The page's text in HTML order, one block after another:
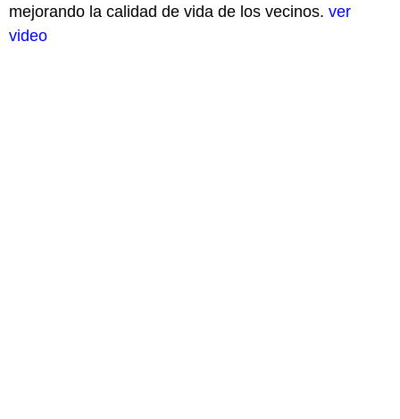
mejorando la calidad de vida de los vecinos. ver
video